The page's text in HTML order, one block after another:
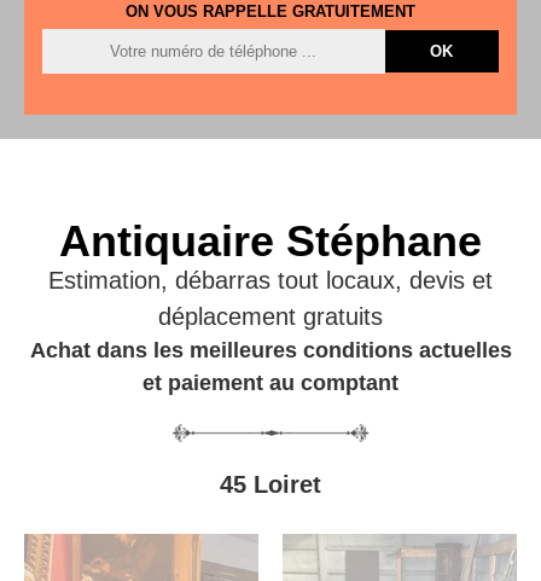
ON VOUS RAPPELLE GRATUITEMENT
Antiquaire Stéphane
Estimation, débarras tout locaux, devis et
déplacement gratuits
Achat dans les meilleures conditions actuelles
et paiement au comptant
45 Loiret